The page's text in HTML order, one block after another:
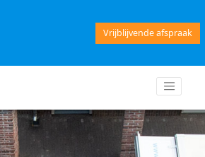
Vrijblijvende afspraak